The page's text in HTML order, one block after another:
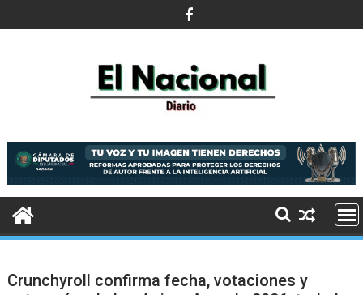
al
Crunchyroll confirma fecha, votaciones y